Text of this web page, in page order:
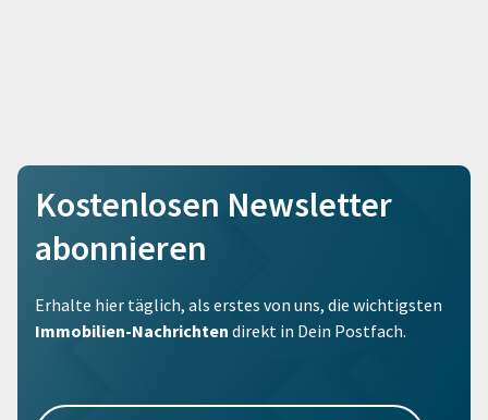
Kostenlosen Newsletter
abonnieren
Erhalte hier täglich, als erstes von uns, die wichtigsten
Immobilien-Nachrichten direkt in Dein Postfach.